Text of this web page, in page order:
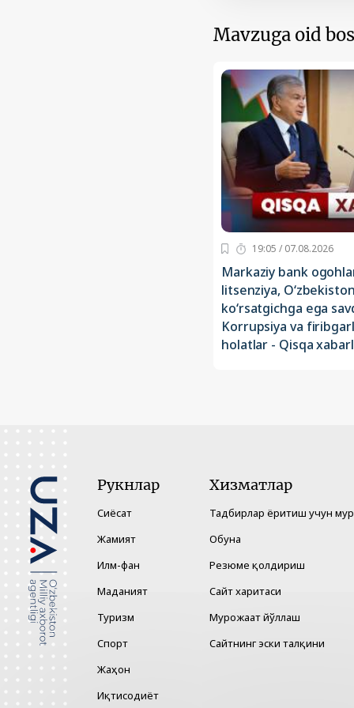
Mavzuga oid
19:05 / 07.08.2026
Markaziy bank
litsenziya,
ko‘rsatgichga ega
Korrupsiya va
holatlar - Qisqa
Рукнлар
Сиёсат
Жамият
Илм-фан
Маданият
Туризм
Спорт
Жаҳон
Иқтисодиёт
Хизматлар
Тадбирлар ёритиш учун
Обуна
Резюме қолдириш
Сайт харитаси
Мурожаат йўллаш
Сайтнинг эски талқини